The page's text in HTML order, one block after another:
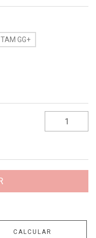
TAM GG+
CALCULAR